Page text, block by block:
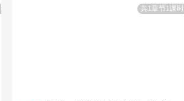
共1章节1课时